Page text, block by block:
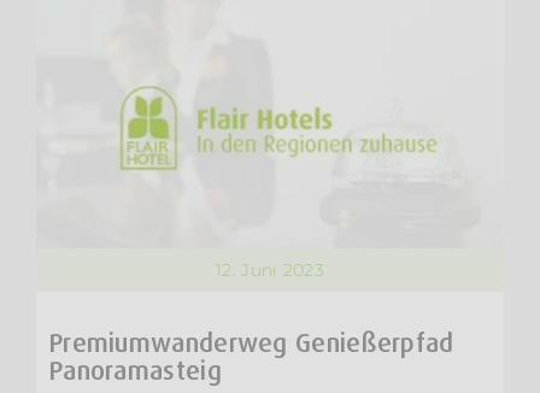
12. Juni 2023
Premiumwanderweg Genießerpfad
Panoramasteig